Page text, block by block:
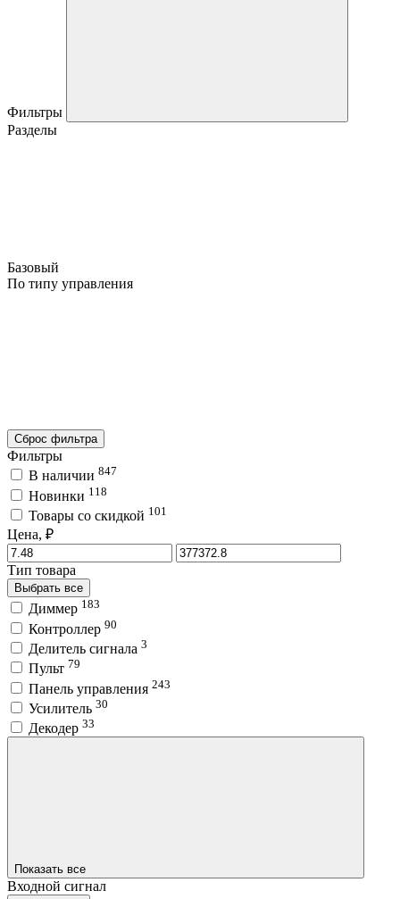
Фильтры
Разделы
Базовый
По типу управления
Сброс фильтра
Фильтры
В наличии 847
Новинки 118
Товары со скидкой 101
Цена, ₽
Тип товара
Выбрать все
Диммер 183
Контроллер 90
Делитель сигнала 3
Пульт 79
Панель управления 243
Усилитель 30
Декодер 33
Показать все
Входной сигнал